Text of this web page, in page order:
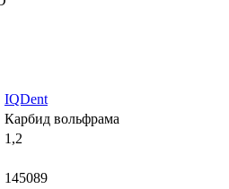
IQDent
Карбид вольфрама
1,2
145089